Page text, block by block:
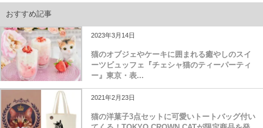
おすすめ記事
2023年3月14日
猫のオブジェやケーキに囲まれる癒やしのスイ
ーツビュッフェ『チェシャ猫のティーパーティ
ー』東京・表...
2021年2月23日
猫の洋菓子3点セットに可愛いトートバッグ付い